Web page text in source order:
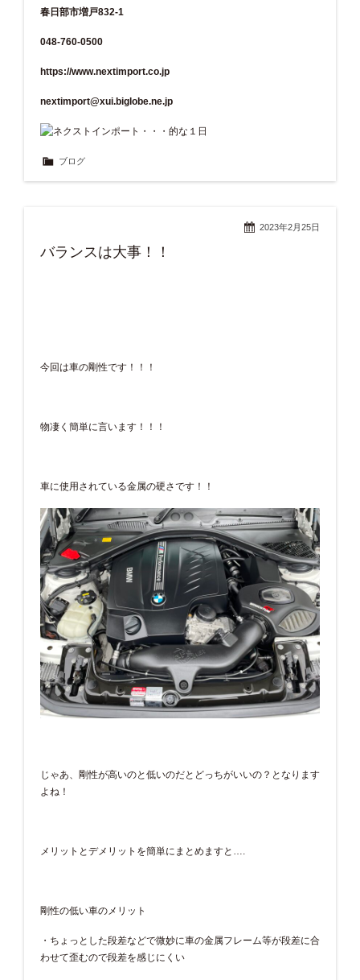
春日部市増戸832-1
048-760-0500
https://www.nextimport.co.jp
nextimport@xui.biglobe.ne.jp
ブログ
2023年2月25日
バランスは大事！！
今回は車の剛性です！！！
物凄く簡単に言います！！！
車に使用されている金属の硬さです！！
じゃあ、剛性が高いのと低いのだとどっちがいいの？となります
よね！
メリットとデメリットを簡単にまとめますと….
剛性の低い車のメリット
・ちょっとした段差などで微妙に車の金属フレーム等が段差に合
わせて歪むので段差を感じにくい